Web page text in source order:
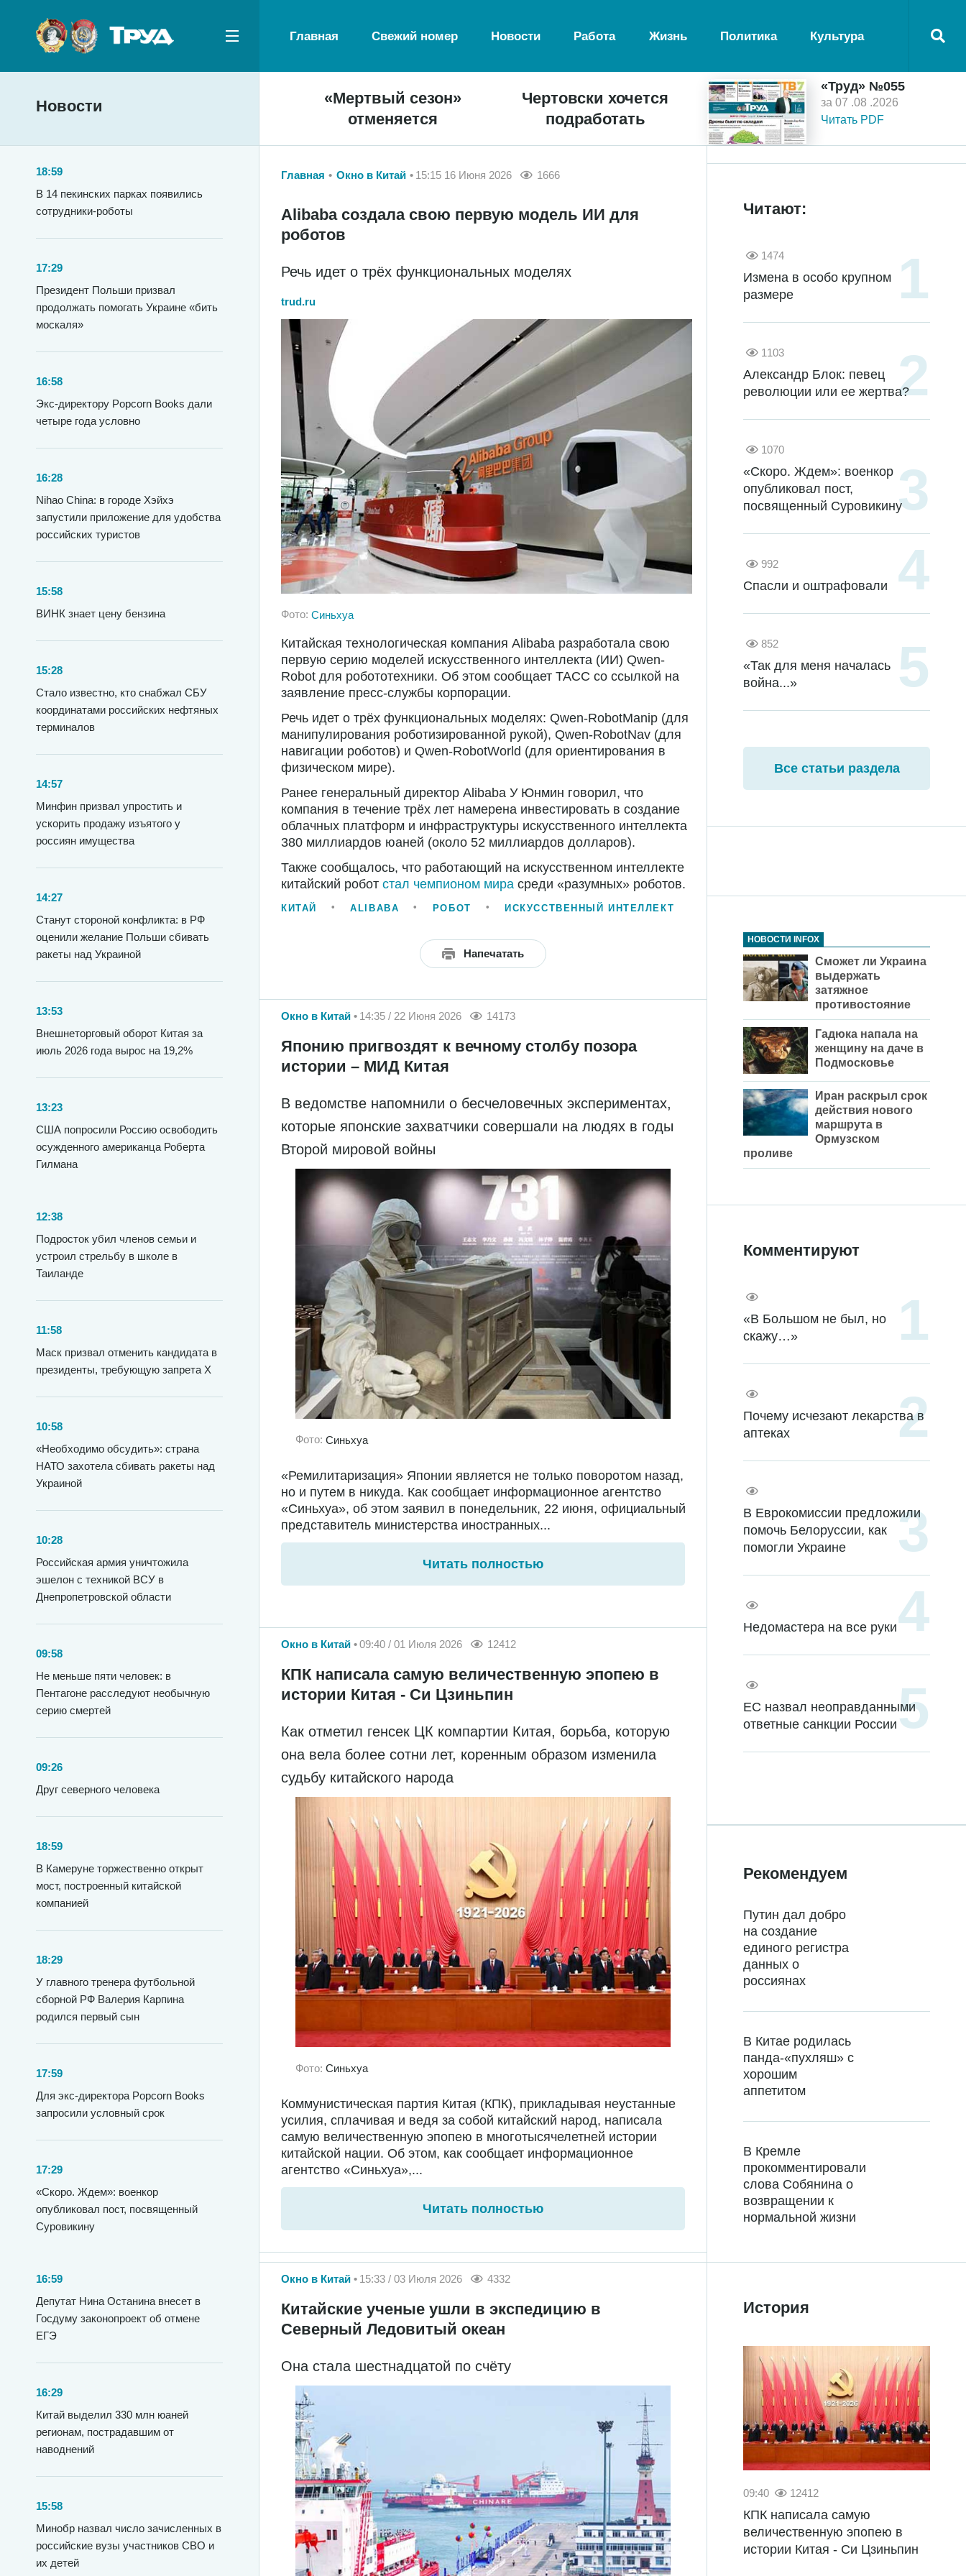
Главная Свежий номер Новости Работа Жизнь Политика Культура
Новости
«Мертвый сезон»
отменяется
Чертовски хочется
подработать
«Труд» №055
за 07 .08 .2026
Читать PDF
18:59
В 14 пекинских парках появились
сотрудники-роботы
17:29
Президент Польши призвал
продолжать помогать Украине «бить
москаля»
16:58
Экс-директору Popcorn Books дали
четыре года условно
16:28
Nihao China: в городе Хэйхэ
запустили приложение для удобства
российских туристов
15:58
ВИНК знает цену бензина
15:28
Стало известно, кто снабжал СБУ
координатами российских нефтяных
терминалов
14:57
Минфин призвал упростить и
ускорить продажу изъятого у
россиян имущества
14:27
Станут стороной конфликта: в РФ
оценили желание Польши сбивать
ракеты над Украиной
13:53
Внешнеторговый оборот Китая за
июль 2026 года вырос на 19,2%
13:23
США попросили Россию освободить
осужденного американца Роберта
Гилмана
12:38
Подросток убил членов семьи и
устроил стрельбу в школе в
Таиланде
11:58
Маск призвал отменить кандидата в
президенты, требующую запрета X
10:58
«Необходимо обсудить»: страна
НАТО захотела сбивать ракеты над
Украиной
10:28
Российская армия уничтожила
эшелон с техникой ВСУ в
Днепропетровской области
09:58
Не меньше пяти человек: в
Пентагоне расследуют необычную
серию смертей
09:26
Друг северного человека
18:59
В Камеруне торжественно открыт
мост, построенный китайской
компанией
18:29
У главного тренера футбольной
сборной РФ Валерия Карпина
родился первый сын
17:59
Для экс-директора Popcorn Books
запросили условный срок
17:29
«Скоро. Ждем»: военкор
опубликовал пост, посвященный
Суровикину
16:59
Депутат Нина Останина внесет в
Госдуму законопроект об отмене
ЕГЭ
16:29
Китай выделил 330 млн юаней
регионам, пострадавшим от
наводнений
15:58
Минобр назвал число зачисленных в
российские вузы участников СВО и
их детей
Главная Окно в Китай 15:15 16 Июня 2026 1666
Alibaba создала свою первую модель ИИ для
роботов
Речь идет о трёх функциональных моделях
trud.ru
Фото: Синьхуа
Китайская технологическая компания Alibaba разработала свою
первую серию моделей искусственного интеллекта (ИИ) Qwen-
Robot для робототехники. Об этом сообщает ТАСС со ссылкой на
заявление пресс-службы корпорации.
Речь идет о трёх функциональных моделях: Qwen-RobotManip (для
манипулирования роботизированной рукой), Qwen-RobotNav (для
навигации роботов) и Qwen-RobotWorld (для ориентирования в
физическом мире).
Ранее генеральный директор Alibaba У Юнмин говорил, что
компания в течение трёх лет намерена инвестировать в создание
облачных платформ и инфраструктуры искусственного интеллекта
380 миллиардов юаней (около 52 миллиардов долларов).
Также сообщалось, что работающий на искусственном интеллекте
китайский робот стал чемпионом мира среди «разумных» роботов.
КИТАЙ ALIBABA РОБОТ ИСКУССТВЕННЫЙ ИНТЕЛЛЕКТ
Напечатать
Окно в Китай 14:35 / 22 Июня 2026 14173
Японию пригвоздят к вечному столбу позора
истории – МИД Китая
В ведомстве напомнили о бесчеловечных экспериментах,
которые японские захватчики совершали на людях в годы
Второй мировой войны
Фото: Синьхуа
«Ремилитаризация» Японии является не только поворотом назад,
но и путем в никуда. Как сообщает информационное агентство
«Синьхуа», об этом заявил в понедельник, 22 июня, официальный
представитель министерства иностранных...
Читать полностью
Окно в Китай 09:40 / 01 Июля 2026 12412
КПК написала самую величественную эпопею в
истории Китая - Си Цзиньпин
Как отметил генсек ЦК компартии Китая, борьба, которую
она вела более сотни лет, коренным образом изменила
судьбу китайского народа
Фото: Синьхуа
Коммунистическая партия Китая (КПК), прикладывая неустанные
усилия, сплачивая и ведя за собой китайский народ, написала
самую величественную эпопею в многотысячелетней истории
китайской нации. Об этом, как сообщает информационное
агентство «Синьхуа»,...
Читать полностью
Окно в Китай 15:33 / 03 Июля 2026 4332
Китайские ученые ушли в экспедицию в
Северный Ледовитый океан
Она стала шестнадцатой по счёту
Читают:
1474
Измена в особо крупном
размере
1103
Александр Блок: певец
революции или ее жертва?
1070
«Скоро. Ждем»: военкор
опубликовал пост,
посвященный Суровикину
992
Спасли и оштрафовали
852
«Так для меня началась
война...»
Все статьи раздела
НОВОСТИ INFOX
Сможет ли Украина
выдержать
затяжное
противостояние
Гадюка напала на
женщину на даче в
Подмосковье
Иран раскрыл срок
действия нового
маршрута в
Ормузском
проливе
Комментируют
«В Большом не был, но
скажу…»
Почему исчезают лекарства в
аптеках
В Еврокомиссии предложили
помочь Белоруссии, как
помогли Украине
Недомастера на все руки
ЕС назвал неоправданными
ответные санкции России
Рекомендуем
Путин дал добро
на создание
единого регистра
данных о
россиянах
В Китае родилась
панда-«пухляш» с
хорошим
аппетитом
В Кремле
прокомментировали
слова Собянина о
возвращении к
нормальной жизни
История
09:40 12412
КПК написала самую
величественную эпопею в
истории Китая - Си Цзиньпин